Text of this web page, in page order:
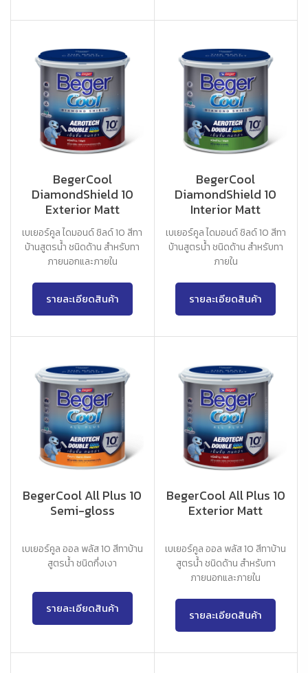
BegerCool
DiamondShield 10
Exterior Matt
เบเยอร์คูล ไดมอนด์ ชิลด์ 10 สีทา
บ้านสูตรน้ำ ชนิดด้าน สำหรับทา
ภายนอกและภายใน
รายละเอียดสินค้า
BegerCool
DiamondShield 10
Interior Matt
เบเยอร์คูล ไดมอนด์ ชิลด์ 10 สีทา
บ้านสูตรน้ำ ชนิดด้าน สำหรับทา
ภายใน
รายละเอียดสินค้า
BegerCool All Plus 10
Semi-gloss
เบเยอร์คูล ออล พลัส 10 สีทาบ้าน
สูตรน้ำ ชนิดกึ่งเงา
รายละเอียดสินค้า
BegerCool All Plus 10
Exterior Matt
เบเยอร์คูล ออล พลัส 10 สีทาบ้าน
สูตรน้ำ ชนิดด้าน สำหรับทา
ภายนอกและภายใน
รายละเอียดสินค้า